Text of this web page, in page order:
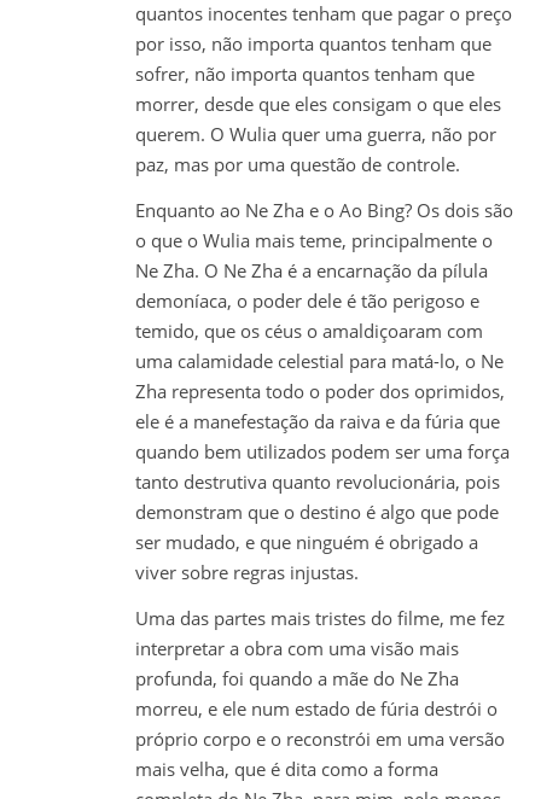
quantos inocentes tenham que pagar o preço
por isso, não importa quantos tenham que
sofrer, não importa quantos tenham que
morrer, desde que eles consigam o que eles
querem. O Wulia quer uma guerra, não por
paz, mas por uma questão de controle.
Enquanto ao Ne Zha e o Ao Bing? Os dois são
o que o Wulia mais teme, principalmente o
Ne Zha. O Ne Zha é a encarnação da pílula
demoníaca, o poder dele é tão perigoso e
temido, que os céus o amaldiçoaram com
uma calamidade celestial para matá-lo, o Ne
Zha representa todo o poder dos oprimidos,
ele é a manefestação da raiva e da fúria que
quando bem utilizados podem ser uma força
tanto destrutiva quanto revolucionária, pois
demonstram que o destino é algo que pode
ser mudado, e que ninguém é obrigado a
viver sobre regras injustas.
Uma das partes mais tristes do filme, me fez
interpretar a obra com uma visão mais
profunda, foi quando a mãe do Ne Zha
morreu, e ele num estado de fúria destrói o
próprio corpo e o reconstrói em uma versão
mais velha, que é dita como a forma